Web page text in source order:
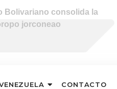
Bolivariano consolida la
jorconeao
CONTACTO